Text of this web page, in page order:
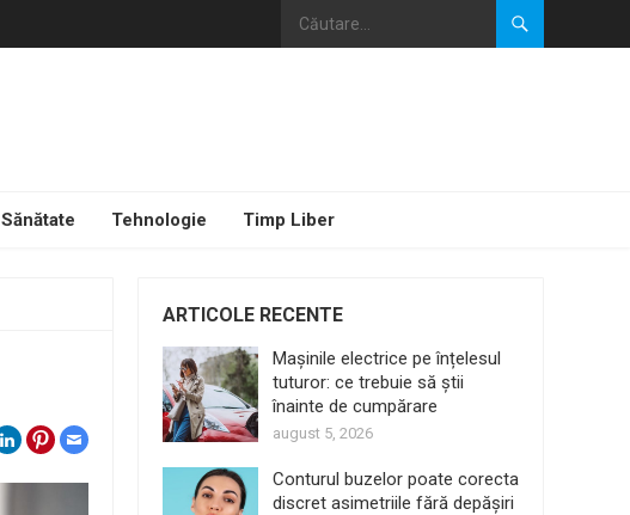
Sănătate Tehnologie Timp Liber
ARTICOLE RECENTE
Mașinile electrice pe înțelesul
tuturor: ce trebuie să știi
înainte de cumpărare
august 5, 2026
Conturul buzelor poate corecta
discret asimetriile fără depășiri